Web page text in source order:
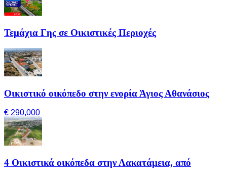
Τεμάχια Γης σε Οικιστικές Περιοχές
Οικιστικό οικόπεδο στην ενορία Άγιος Αθανάσιος
€ 290,000
4 Οικιστικά οικόπεδα στην Λακατάμεια, από